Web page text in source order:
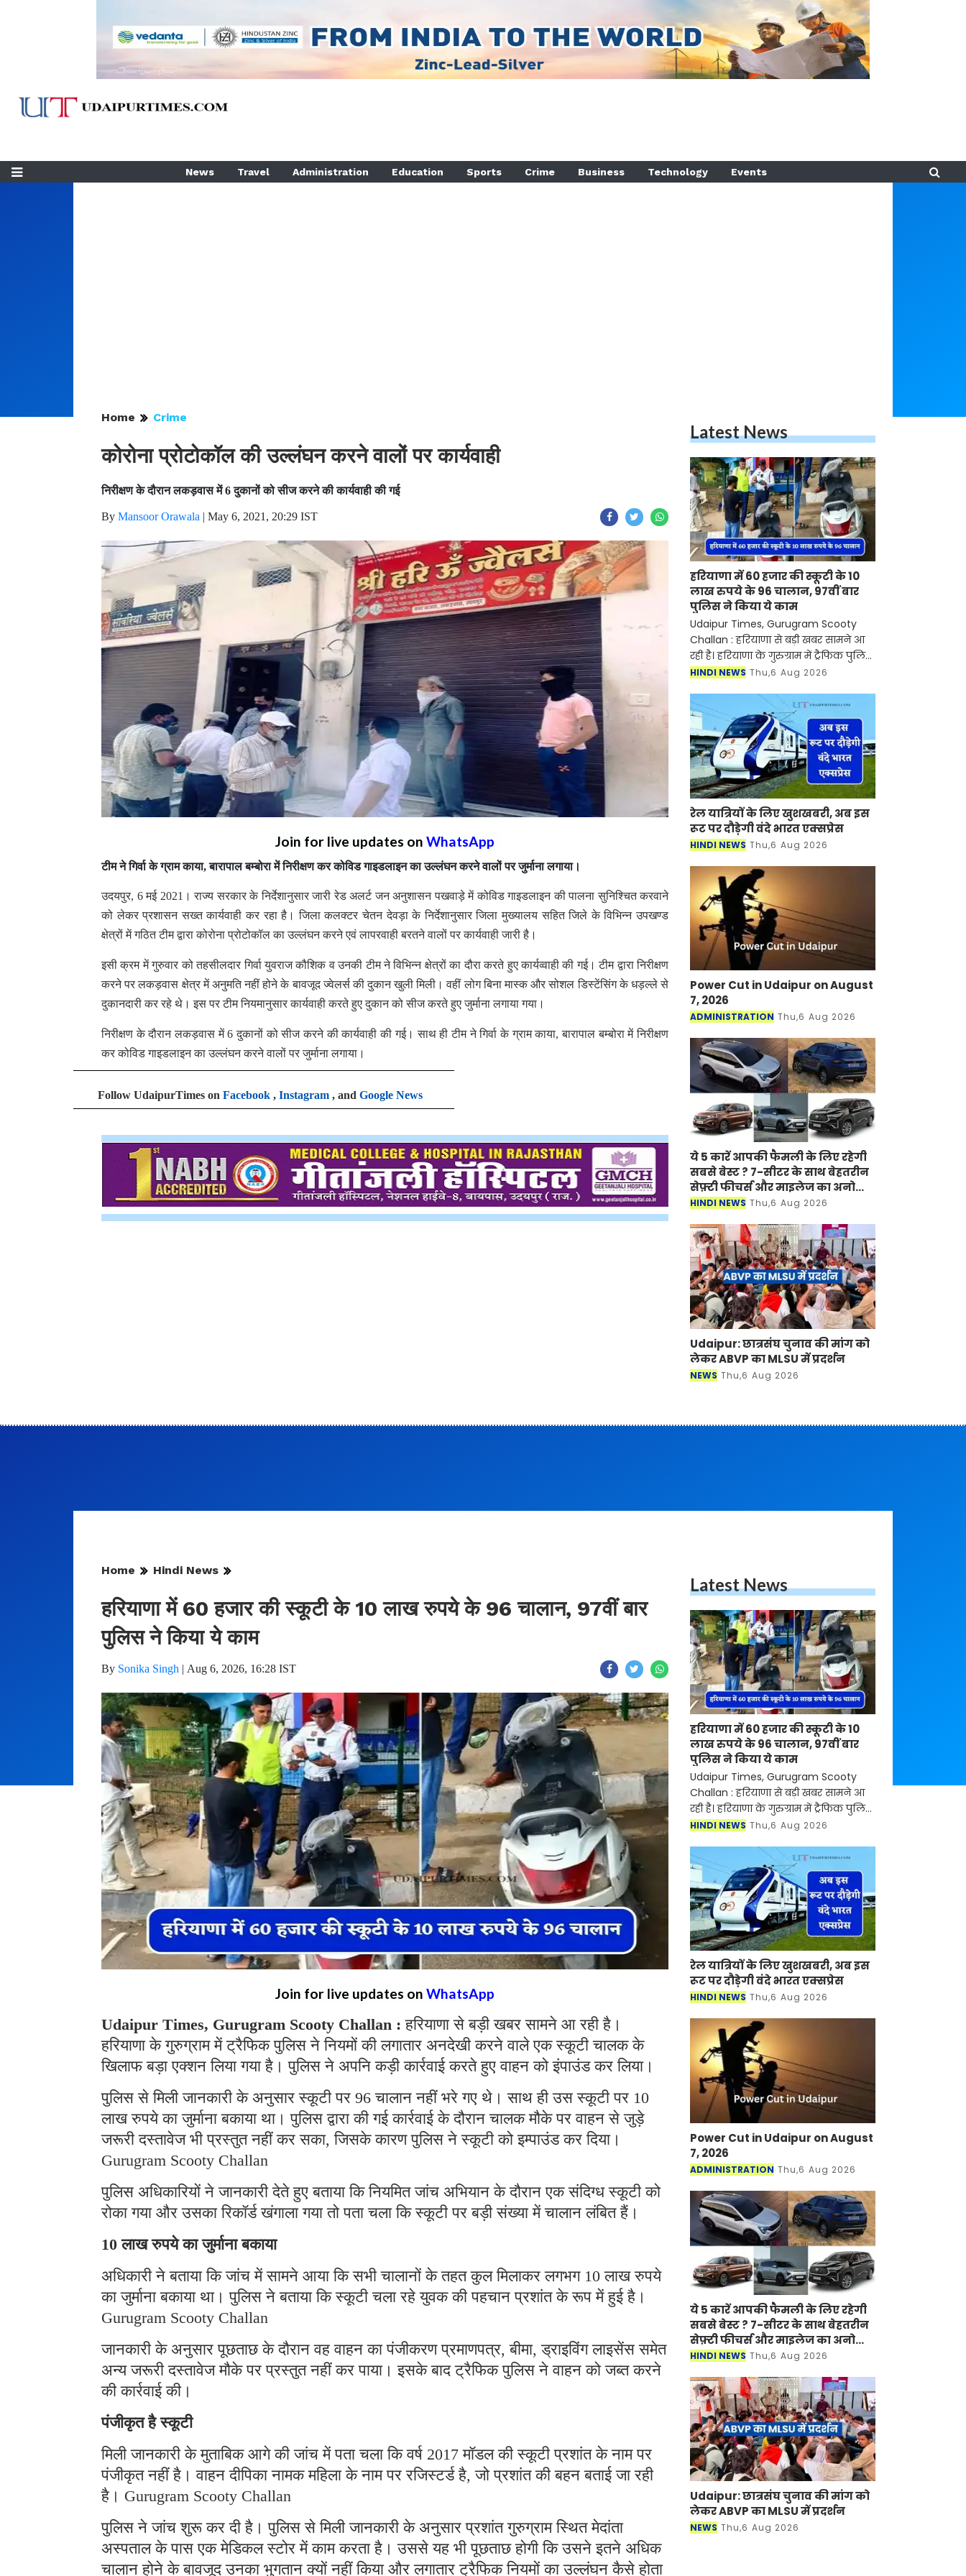
News Travel Administration Education Sports Crime Business Technology Events
Home Crime
कोरोना प्रोटोकॉल की उल्लंघन करने वालों पर कार्यवाही
निरीक्षण के दौरान लकड़वास में 6 दुकानों को सीज करने की कार्यवाही की गई
By Mansoor Orawala | May 6, 2021, 20:29 IST
Join for live updates on WhatsApp
टीम ने गिर्वा के ग्राम काया, बारापाल बम्बोरा में निरीक्षण कर कोविड गाइडलाइन का उल्लंघन करने वालों पर जुर्माना लगाया।
उदयपुर, 6 मई 2021। राज्य सरकार के निर्देशानुसार जारी रेड अलर्ट जन अनुशासन पखवाड़े में कोविड गाइडलाइन की पालना सुनिश्चित करवाने
को लेकर प्रशासन सख्त कार्यवाही कर रहा है। जिला कलक्टर चेतन देवड़ा के निर्देशानुसार जिला मुख्यालय सहित जिले के विभिन्न उपखण्ड
क्षेत्रों में गठित टीम द्वारा कोरोना प्रोटोकॉल का उल्लंघन करने एवं लापरवाही बरतने वालों पर कार्यवाही जारी है।
इसी क्रम में गुरुवार को तहसीलदार गिर्वा युवराज कौशिक व उनकी टीम ने विभिन्न क्षेत्रों का दौरा करते हुए कार्यव्वाही की गई। टीम द्वारा निरीक्षण
करने पर लकड़वास क्षेत्र में अनुमति नहीं होने के बावजूद ज्वेलर्स की दुकान खुली मिली। वहीं लोग बिना मास्क और सोशल डिस्टेंसिंग के धड़ल्ले से
दुकानदारी कर रहे थे। इस पर टीम नियमानुसार कार्यवाही करते हुए दुकान को सीज करते हुए जुर्माना लगाया गया।
निरीक्षण के दौरान लकड़वास में 6 दुकानों को सीज करने की कार्यवाही की गई। साथ ही टीम ने गिर्वा के ग्राम काया, बारापाल बम्बोरा में निरीक्षण
कर कोविड गाइडलाइन का उल्लंघन करने वालों पर जुर्माना लगाया।
Follow UdaipurTimes on Facebook , Instagram , and Google News
Latest News
हरियाणा में 60 हजार की स्कूटी के 10
लाख रुपये के 96 चालान, 97वीं बार
पुलिस ने किया ये काम
Udaipur Times, Gurugram Scooty
Challan : हरियाणा से बड़ी खबर सामने आ
रही है। हरियाणा के गुरुग्राम में ट्रैफिक पुलिस
ने नियमों की लगातार अनदेखी करने वाले
लिया गया है।
HINDI NEWS Thu,6 Aug 2026
रेल यात्रियों के लिए खुशखबरी, अब इस
रूट पर दौड़ेगी वंदे भारत एक्‍सप्रेस
HINDI NEWS Thu,6 Aug 2026
Power Cut in Udaipur on August
7, 2026
ADMINISTRATION Thu,6 Aug 2026
ये 5 कारें आपकी फैमली के लिए रहेगी
सबसे बेस्ट ? 7-सीटर के साथ बेहतरीन
सेफ़्टी फीचर्स और माइलेज का अनोखा
अंदाज
HINDI NEWS Thu,6 Aug 2026
Udaipur: छात्रसंघ चुनाव की मांग को
लेकर ABVP का MLSU में प्रदर्शन
NEWS Thu,6 Aug 2026
Home Hindi News
हरियाणा में 60 हजार की स्कूटी के 10 लाख रुपये के 96 चालान, 97वीं बार
पुलिस ने किया ये काम
By Sonika Singh | Aug 6, 2026, 16:28 IST
Join for live updates on WhatsApp
Udaipur Times, Gurugram Scooty Challan : हरियाणा से बड़ी खबर सामने आ रही है।
हरियाणा के गुरुग्राम में ट्रैफिक पुलिस ने नियमों की लगातार अनदेखी करने वाले एक स्कूटी चालक के
खिलाफ बड़ा एक्शन लिया गया है। पुलिस ने अपनि कड़ी कार्रवाई करते हुए वाहन को इंपाउंड कर लिया।
पुलिस से मिली जानकारी के अनुसार स्कूटी पर 96 चालान नहीं भरे गए थे। साथ ही उस स्कूटी पर 10
लाख रुपये का जुर्माना बकाया था। पुलिस द्वारा की गई कार्रवाई के दौरान चालक मौके पर वाहन से जुड़े
जरूरी दस्तावेज भी प्रस्तुत नहीं कर सका, जिसके कारण पुलिस ने स्कूटी को इम्पाउंड कर दिया।
Gurugram Scooty Challan
पुलिस अधिकारियों ने जानकारी देते हुए बताया कि नियमित जांच अभियान के दौरान एक संदिग्ध स्कूटी को
रोका गया और उसका रिकॉर्ड खंगाला गया तो पता चला कि स्कूटी पर बड़ी संख्या में चालान लंबित हैं।
10 लाख रुपये का जुर्माना बकाया
अधिकारी ने बताया कि जांच में सामने आया कि सभी चालानों के तहत कुल मिलाकर लगभग 10 लाख रुपये
का जुर्माना बकाया था। पुलिस ने बताया कि स्कूटी चला रहे युवक की पहचान प्रशांत के रूप में हुई है।
Gurugram Scooty Challan
जानकारी के अनुसार पूछताछ के दौरान वह वाहन का पंजीकरण प्रमाणपत्र, बीमा, ड्राइविंग लाइसेंस समेत
अन्य जरूरी दस्तावेज मौके पर प्रस्तुत नहीं कर पाया। इसके बाद ट्रैफिक पुलिस ने वाहन को जब्त करने
की कार्रवाई की।
पंजीकृत है स्कूटी
मिली जानकारी के मुताबिक आगे की जांच में पता चला कि वर्ष 2017 मॉडल की स्कूटी प्रशांत के नाम पर
पंजीकृत नहीं है। वाहन दीपिका नामक महिला के नाम पर रजिस्टर्ड है, जो प्रशांत की बहन बताई जा रही
है। Gurugram Scooty Challan
पुलिस ने जांच शुरू कर दी है। पुलिस से मिली जानकारी के अनुसार प्रशांत गुरुग्राम स्थित मेदांता
अस्पताल के पास एक मेडिकल स्टोर में काम करता है। उससे यह भी पूछताछ होगी कि उसने इतने अधिक
चालान होने के बावजूद उनका भुगतान क्यों नहीं किया और लगातार ट्रैफिक नियमों का उल्लंघन कैसे होता
Latest News
हरियाणा में 60 हजार की स्कूटी के 10
लाख रुपये के 96 चालान, 97वीं बार
पुलिस ने किया ये काम
Udaipur Times, Gurugram Scooty
Challan : हरियाणा से बड़ी खबर सामने आ
रही है। हरियाणा के गुरुग्राम में ट्रैफिक पुलिस
ने नियमों की लगातार अनदेखी करने वाले
लिया गया है।
HINDI NEWS Thu,6 Aug 2026
रेल यात्रियों के लिए खुशखबरी, अब इस
रूट पर दौड़ेगी वंदे भारत एक्‍सप्रेस
HINDI NEWS Thu,6 Aug 2026
Power Cut in Udaipur on August
7, 2026
ADMINISTRATION Thu,6 Aug 2026
ये 5 कारें आपकी फैमली के लिए रहेगी
सबसे बेस्ट ? 7-सीटर के साथ बेहतरीन
सेफ़्टी फीचर्स और माइलेज का अनोखा
अंदाज
HINDI NEWS Thu,6 Aug 2026
Udaipur: छात्रसंघ चुनाव की मांग को
लेकर ABVP का MLSU में प्रदर्शन
NEWS Thu,6 Aug 2026